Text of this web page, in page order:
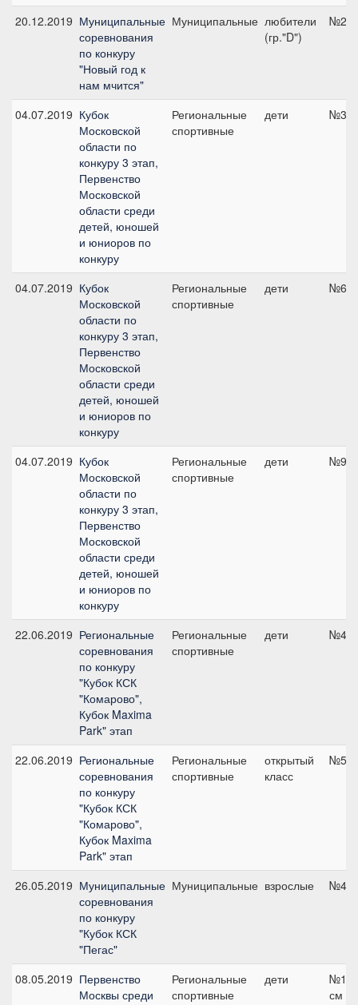
20.12.2019 Муниципальные
соревнования
по конкуру
"Новый год к
нам мчится"
Муниципальные любители
(гр."D")
№2,
04.07.2019 Кубок
Московской
области по
конкуру 3 этап,
Первенство
Московской
области среди
детей, юношей
и юниоров по
конкуру
Региональные
спортивные
дети №3,
04.07.2019 Кубок
Московской
области по
конкуру 3 этап,
Первенство
Московской
области среди
детей, юношей
и юниоров по
конкуру
Региональные
спортивные
дети №6,
04.07.2019 Кубок
Московской
области по
конкуру 3 этап,
Первенство
Московской
области среди
детей, юношей
и юниоров по
конкуру
Региональные
спортивные
дети №9,
22.06.2019 Региональные
соревнования
по конкуру
"Кубок КСК
"Комарово",
Кубок Maxima
Park" этап
Региональные
спортивные
дети №4,
22.06.2019 Региональные
соревнования
по конкуру
"Кубок КСК
"Комарово",
Кубок Maxima
Park" этап
Региональные
спортивные
открытый
класс
№5,
26.05.2019 Муниципальные
соревнования
по конкуру
"Кубок КСК
"Пегас"
Муниципальные взрослые №4,
08.05.2019 Первенство
Москвы среди
Региональные
спортивные
дети
см